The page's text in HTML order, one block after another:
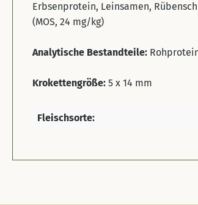
Erbsenprotein, Leinsamen,
(MOS, 24 mg/kg)
Analytische Bestandteile:
Krokettengröße: 5 x 14 mm
Fleischsorte: